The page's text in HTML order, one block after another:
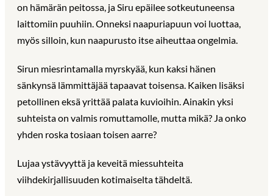
on hämärän peitossa, ja Siru epäilee sotkeutuneensa
laittomiin puuhiin. Onneksi naapuriapuun voi luottaa,
myös silloin, kun naapurusto itse aiheuttaa ongelmia.
Sirun miesrintamalla myrskyää, kun kaksi hänen
sänkynsä lämmittäjää tapaavat toisensa. Kaiken lisäksi
petollinen eksä yrittää palata kuvioihin. Ainakin yksi
suhteista on valmis romuttamolle, mutta mikä? Ja onko
yhden roska tosiaan toisen aarre?
Lujaa ystävyyttä ja keveitä miessuhteita
viihdekirjallisuuden kotimaiselta tähdeltä.